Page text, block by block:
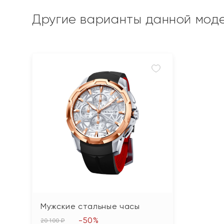
Другие варианты данной
Мужские стальные часы
20 100 ₽ -50%